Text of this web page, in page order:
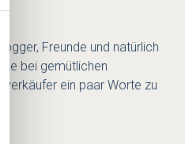
Freunde und natürlich
bei gemütlichen
ein paar Worte zu